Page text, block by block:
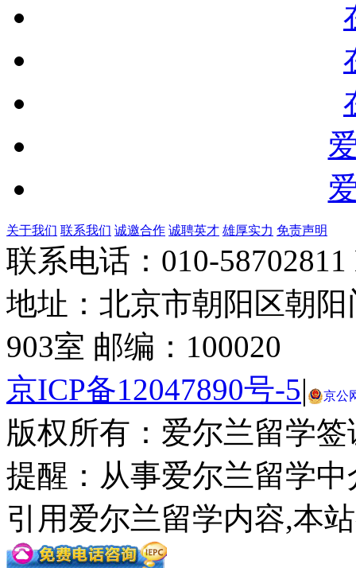
louis vuitton explorateur terre seattle seahawks jerseys for kids
关于我们 联系我们 诚邀合作 诚聘英才 雄厚实力 免责声明
联系电话：010-
地址：北京市朝阳区朝
903室 邮编：100020
京ICP备12047890号-5| 京公
版权所有：爱尔兰留学
提醒：从事爱尔兰留学
引用爱尔兰留学内容,本